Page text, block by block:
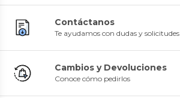
Contáctanos
Te ayudamos con dudas y solicitudes
Cambios y Devoluciones
Conoce cómo pedirlos